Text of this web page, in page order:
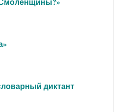
диктант